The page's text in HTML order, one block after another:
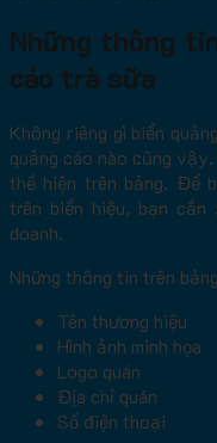
Những thông
cáo trà sữa
Không riêng gì biển
quảng cáo nào cũng
thể hiện trên bảng. Để
trên biển hiệu, bạn
doanh.
Những thông tin trên
Tên thương hiệu
Hình ảnh minh họa
Logo quán
Địa chỉ quán
Số điện thoại